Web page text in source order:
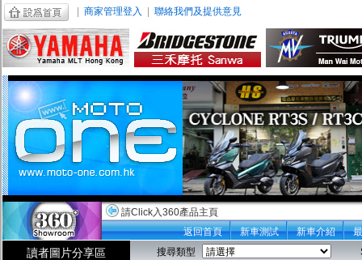
商家管理登入 聯絡我們及提供意見
請Click入360產品主頁
返回首頁
新車測試 新車介紹
讀者圖片分享區 搜尋類型